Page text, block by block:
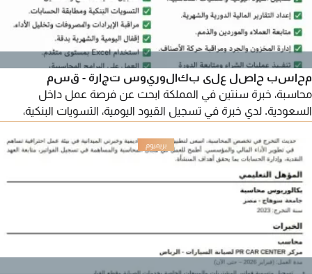
محاسب حاصل على بكالوريوس تجارة - قسم
محاسبة، خبرة سنتين في المملكة ابحث عن فرصة عمل داخل
السعودية. لدي خبرة في تسجيل القيود اليومية، التسويات البنكية،
Phenix Pro والبرامج المحاسبية الأخرى. أجيد استخدام Excel
وMicrosoft Office، وأتميز بالدقة وسرعة التعلم والعمل تحت
الضغط. متواجد داخل المملكة وجاهز للمباشرة فورا